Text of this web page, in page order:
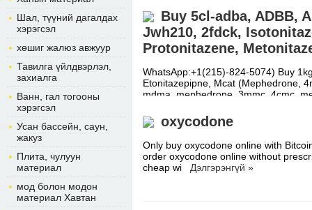
Шал, түүний дагалдах
хэрэгсэл
хөшиг жалюз авжуур
Тавилга үйлдвэрлэл,
захиалга
Ванн, гал тогооны
хэрэгсэл
Усан бассейн, саун,
жакуз
Плита, чулуун
материал
мод болон модон
материал Хавтан
sale – Buy Research chemicals for
MDMA, Ketamine, APVP, ADBB,
Buy 5cl-adba, ADBB,
Jwh210, 2fdck,
Protonitazene,
WhatsApp:+1(215)-824-5074) Buy
Etonitazepipne, Mcat (Mephedrone,
mdma, mephedrone, 3mmc, 4cmc,
oxycodone
Only buy oxycodone online with
order oxycodone online without
cheap wi Дэлгэрэнгүй »